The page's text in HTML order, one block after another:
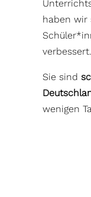
haben wir
verbessert.
Sie sind
wenigen